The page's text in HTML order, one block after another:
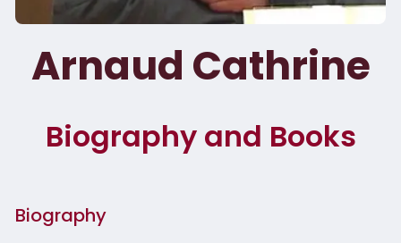
Arnaud Cathrine
Biography and Books
Biography